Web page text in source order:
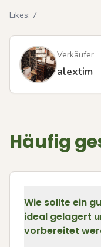
Likes: 7
Verkäufer
alextim
Häufig
Wie sollte ein
ideal gelagert
vorbereitet